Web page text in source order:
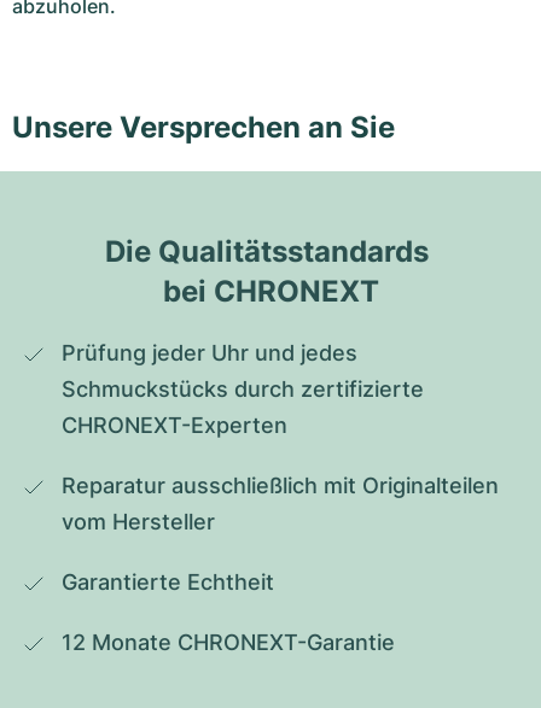
abzuholen.
Unsere Versprechen an Sie
Die Qualitätsstandards
bei CHRONEXT
Prüfung jeder Uhr und jedes
Schmuckstücks durch zertifizierte
CHRONEXT-Experten
Reparatur ausschließlich mit Originalteilen
vom Hersteller
Garantierte Echtheit
12 Monate CHRONEXT-Garantie